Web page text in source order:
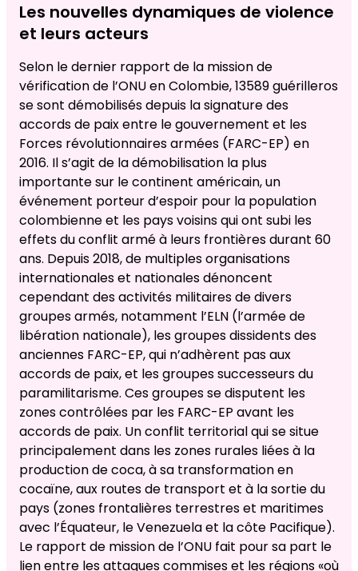
Les nouvelles dynamiques de violence
et leurs acteurs
Selon le dernier rapport de la mission de
vérification de l’ONU en Colombie, 13589 guérilleros
se sont démobilisés depuis la signature des
accords de paix entre le gouvernement et les
Forces révolutionnaires armées (FARC-EP) en
2016. Il s’agit de la démobilisation la plus
importante sur le continent américain, un
événement porteur d’espoir pour la population
colombienne et les pays voisins qui ont subi les
effets du conflit armé à leurs frontières durant 60
ans. Depuis 2018, de multiples organisations
internationales et nationales dénoncent
cependant des activités militaires de divers
groupes armés, notamment l’ELN (l’armée de
libération nationale), les groupes dissidents des
anciennes FARC-EP, qui n’adhèrent pas aux
accords de paix, et les groupes successeurs du
paramilitarisme. Ces groupes se disputent les
zones contrôlées par les FARC-EP avant les
accords de paix. Un conflit territorial qui se situe
principalement dans les zones rurales liées à la
production de coca, à sa transformation en
cocaïne, aux routes de transport et à la sortie du
pays (zones frontalières terrestres et maritimes
avec l’Équateur, le Venezuela et la côte Pacifique).
Le rapport de mission de l’ONU fait pour sa part le
lien entre les attaques commises et les régions «où